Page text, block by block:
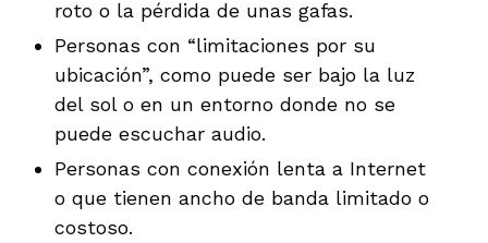
roto o la pérdida de unas gafas.
Personas con “limitaciones por su
ubicación”, como puede ser bajo la luz
del sol o en un entorno donde no se
puede escuchar audio.
Personas con conexión lenta a Internet
o que tienen ancho de banda limitado o
costoso.